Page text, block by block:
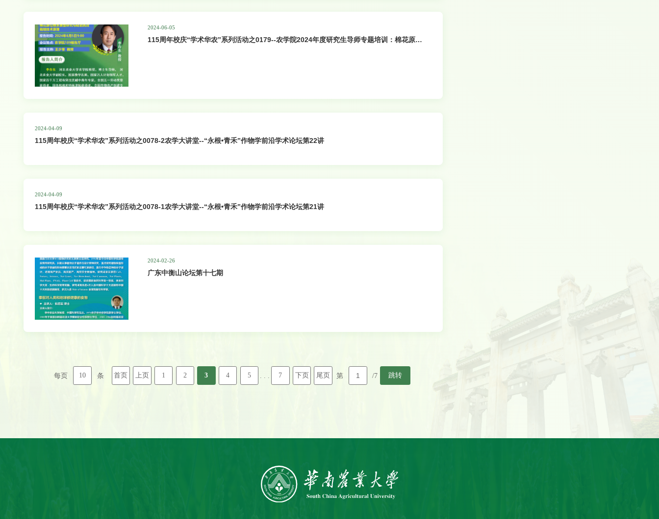
2024-06-05
115周年校庆“学术华农”系列活动之0179--农学院2024年度研究生导师专题培训：棉花原位
2024-04-09
115周年校庆“学术华农”系列活动之0078-2农学大讲堂--“永根•青禾”作物学前沿学术论坛第22讲
2024-04-09
115周年校庆“学术华农”系列活动之0078-1农学大讲堂--“永根•青禾”作物学前沿学术论坛第21讲
2024-02-26
广东中衡山论坛第十七期
每页 10 条 首页 上页 1 2 3 4 5 7 下页 尾页 第 /7 跳转